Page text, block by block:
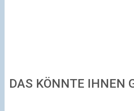
DAS KÖNNTE IHNEN